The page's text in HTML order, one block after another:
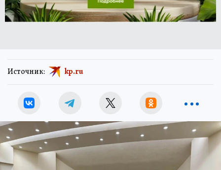
Источник: kp.ru